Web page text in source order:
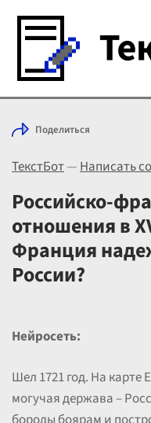
Войти с Telegram
Выбрать режим
Цены
Поделиться
ТекстБот—Написать
Российско-
отношения в
Франция
России?
Нейросеть:
Шел 1721 год. На карте
могучая держава –